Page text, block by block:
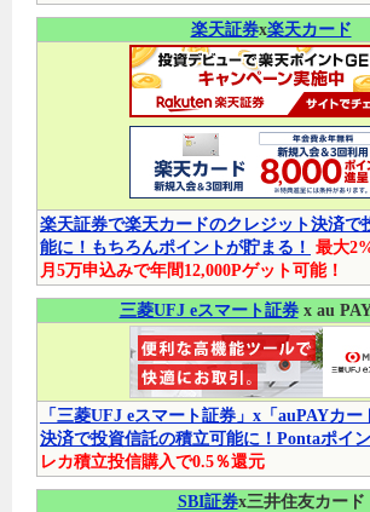
楽天証券x楽天カード
楽天証券で楽天カードのクレジット決済で
能に！もちろんポイントが貯まる！ 最大
月5万申込みで年間12,000Pゲット可能！
三菱UFJ eスマート証券x au
「三菱UFJ eスマート証券」x「auPAYカ
決済で投資信託の積立可能に！Pontaポイ
レカ積立投信購入で0.5％還元
SBI証券x三井住友カード